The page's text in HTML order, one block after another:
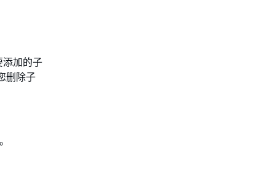
添加的子
删除子